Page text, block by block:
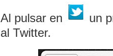
Al pulsar en
un
al Twitter.